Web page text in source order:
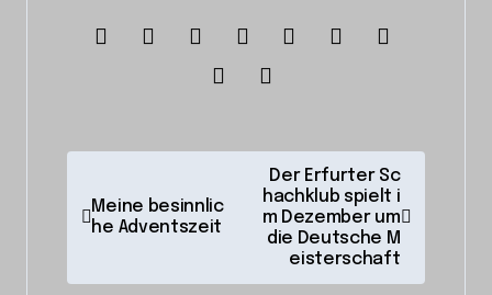
t
Meine besinnlic
he Adventszeit
Der Erfurter Sc
hachklub spielt i
m Dezember um
die Deutsche M
eisterschaft